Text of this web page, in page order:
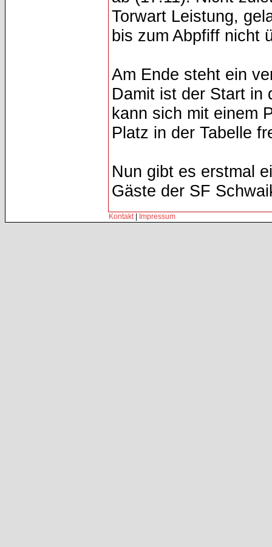
Torwart Leistung,
bis zum Abpfiff nicht
Am Ende steht ein
Damit ist der Start in
kann sich mit einem
Platz in der Tabelle
Nun gibt es erstmal
Gäste der SF
Kontakt| Impressum